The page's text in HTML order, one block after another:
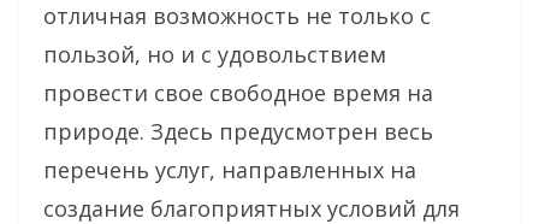
отличная возможность не только с
пользой, но и с удовольствием
провести свое свободное время на
природе. Здесь предусмотрен весь
перечень услуг, направленных на
создание благоприятных условий для